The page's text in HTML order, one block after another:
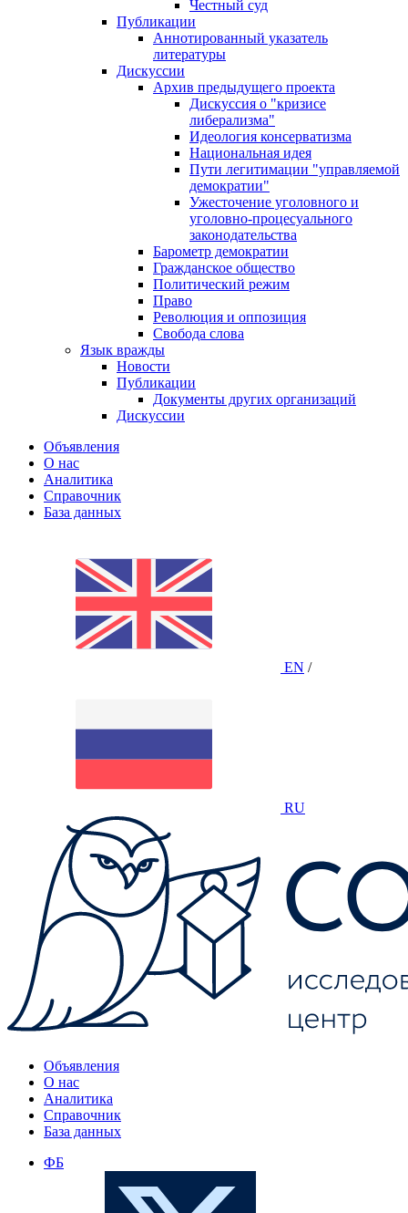
Честный суд
Публикации
Аннотированный указатель
литературы
Дискуссии
Архив предыдущего проекта
Дискуссия о "кризисе
либерализма"
Идеология консерватизма
Национальная идея
Пути легитимации "управляемой
демократии"
Ужесточение уголовного и
уголовно-процесуального
законодательства
Барометр демократии
Гражданское общество
Политический режим
Право
Революция и оппозиция
Свобода слова
Язык вражды
Новости
Публикации
Документы других организаций
Дискуссии
Объявления
О нас
Аналитика
Справочник
База данных
EN /
RU
Объявления
О нас
Аналитика
Справочник
База данных
ФБ